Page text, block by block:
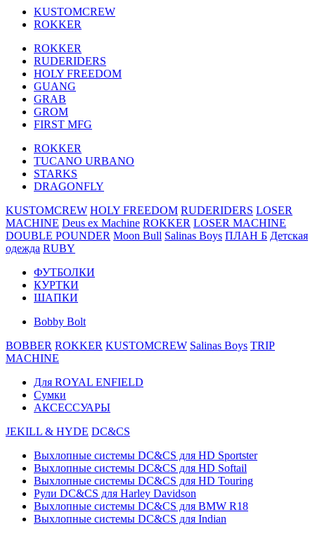
KUSTOMCREW
ROKKER
ROKKER
RUDERIDERS
HOLY FREEDOM
GUANG
GRAB
GROM
FIRST MFG
ROKKER
TUCANO URBANO
STARKS
DRAGONFLY
KUSTOMCREW HOLY FREEDOM RUDERIDERS LOSER
MACHINE Deus ex Machine ROKKER LOSER MACHINE
DOUBLE POUNDER Moon Bull Salinas Boys ПЛАН Б Детская
одежда RUBY
ФУТБОЛКИ
КУРТКИ
ШАПКИ
Bobby Bolt
BOBBER ROKKER KUSTOMCREW Salinas Boys TRIP
MACHINE
Для ROYAL ENFIELD
Сумки
АКСЕССУАРЫ
JEKILL & HYDE DC&CS
Выхлопные системы DC&CS для HD Sportster
Выхлопные системы DC&CS для HD Softail
Выхлопные системы DC&CS для HD Touring
Рули DC&CS для Harley Davidson
Выхлопные системы DC&CS для BMW R18
Выхлопные системы DC&CS для Indian